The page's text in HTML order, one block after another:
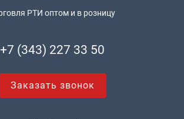
РТИ оптом и в розницу
+7 (343) 227 33 50
Заказать звонок